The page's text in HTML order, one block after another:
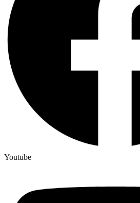
Youtube